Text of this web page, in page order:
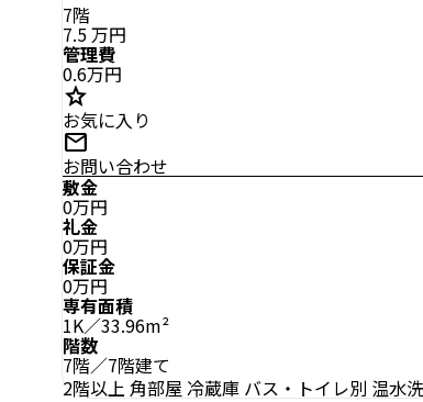
7階
7.5万円
管理費
0.6万円
star
お気に入り
mail
お問い合わせ
敷金
0万円
礼金
0万円
保証金
0万円
専有面積
1K／33.96m²
階数
7階／7階建て
2階以上 角部屋 冷蔵庫 バス・トイレ別 温水